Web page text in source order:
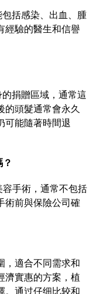
括感染、出血、腫
經驗的醫生和信譽
捐贈區域，通常這
的頭髮通常會永久
可能隨著時間退
手術，通常不包括
術前與保險公司確
，適合不同需求和
濟實惠的方案，植
。通过仔细比较和